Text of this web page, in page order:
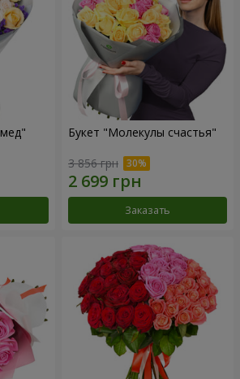
Букет "Молекулы счастья"
3 856 грн
Заказать